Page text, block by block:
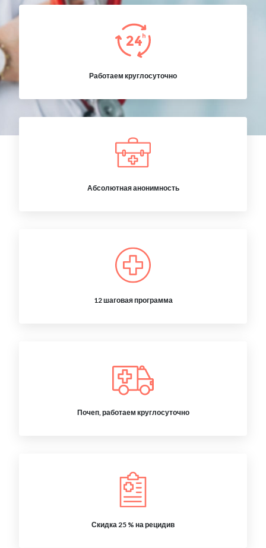
Работаем круглосуточно
Абсолютная анонимность
12 шаговая программа
Почеп, работаем круглосуточно
Скидка 25 % на рецидив